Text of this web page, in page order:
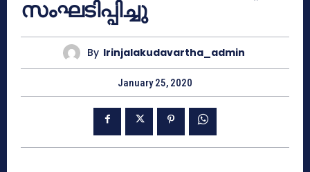
സംഘടിപ്പിച്ചു
By Irinjalakudavartha_admin
January 25, 2020